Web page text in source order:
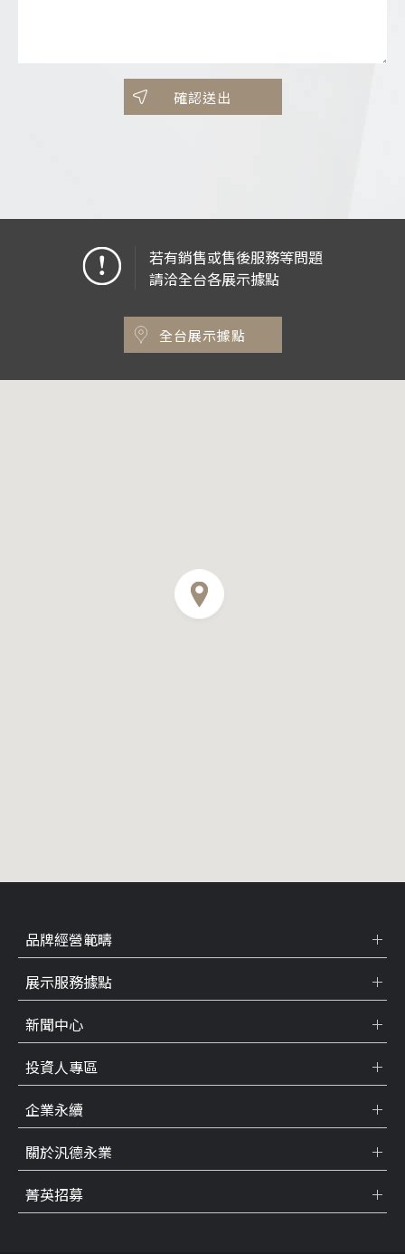
確認送出
若有銷售或售後服務等問題
請洽全台各展示據點
全台展示據點
品牌經營範疇
展示服務據點
新聞中心
投資人專區
企業永續
關於汎德永業
菁英招募